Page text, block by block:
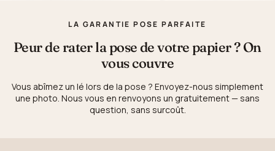
LA GARANTIE POSE PARFAITE
Peur de rater la pose de votre papier ? On
vous couvre
Vous abîmez un lé lors de la pose ? Envoyez-nous simplement
une photo. Nous vous en renvoyons un gratuitement — sans
question, sans surcoût.